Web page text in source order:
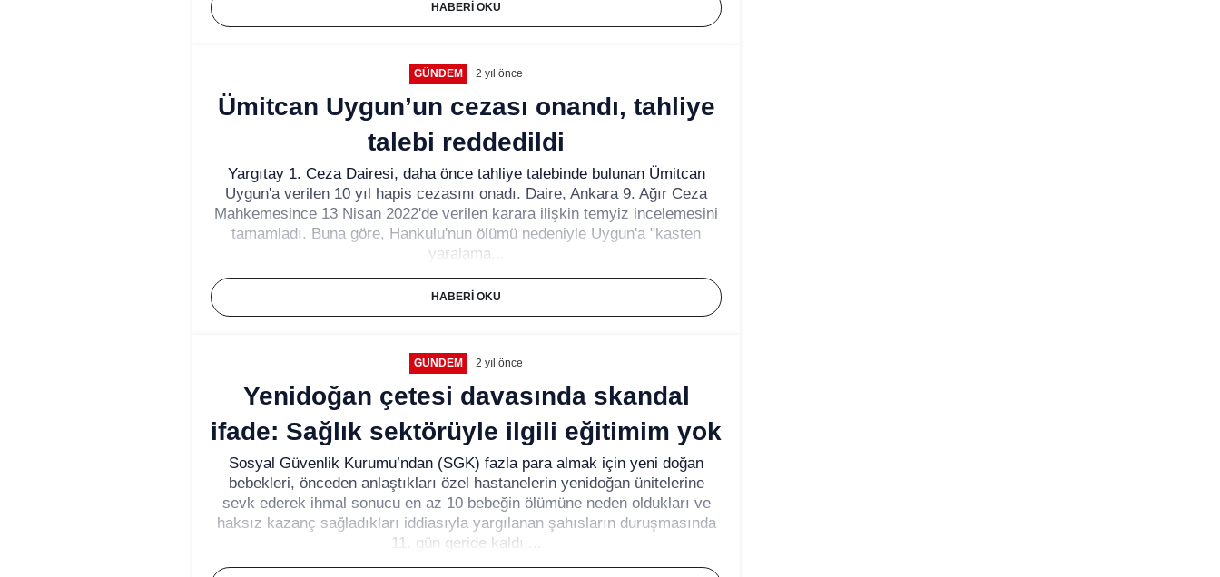
HABERI OKU
GÜNDEM 2 yıl önce
Ümitcan Uygun’un cezası onandı, tahliye
talebi reddedildi
Yargıtay 1. Ceza Dairesi, daha önce tahliye talebinde bulunan Ümitcan
Uygun'a verilen 10 yıl hapis cezasını onadı. Daire, Ankara 9. Ağır Ceza
Mahkemesince 13 Nisan 2022'de verilen karara ilişkin temyiz incelemesini
tamamladı. Buna göre, Hankulu'nun ölümü nedeniyle Uygun'a "kasten
yaralama...
HABERI OKU
GÜNDEM 2 yıl önce
Yenidoğan çetesi davasında skandal
ifade: Sağlık sektörüyle ilgili eğitimim yok
Sosyal Güvenlik Kurumu’ndan (SGK) fazla para almak için yeni doğan
bebekleri, önceden anlaştıkları özel hastanelerin yenidoğan ünitelerine
sevk ederek ihmal sonucu en az 10 bebeğin ölümüne neden oldukları ve
haksız kazanç sağladıkları iddiasıyla yargılanan şahısların duruşmasında
11. gün geride kaldı....